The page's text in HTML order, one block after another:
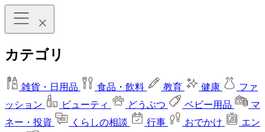
カテゴリ
雑貨・日用品 食品・飲料 教育 健康
ファ
ッション
ビューティ どうぶつ ベビー用品
マ
ネー・投資
くらしの相談 行事 おでかけ
エン